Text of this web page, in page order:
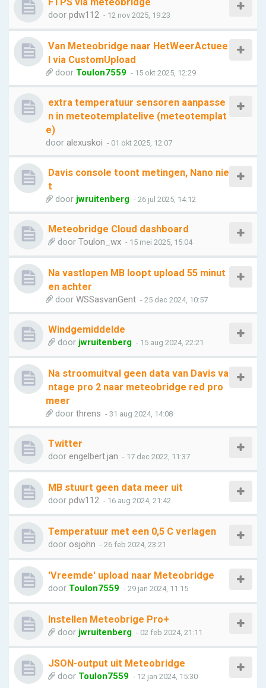
door pdw112 - 12 nov 2025, 19:23
Van Meteobridge naar HetWeerActuee
l via CustomUpload
door Toulon7559 - 15 okt 2025, 12:29
extra temperatuur sensoren aanpasse
n in meteotemplatelive (meteotemplat
e)
door alexuskoi - 01 okt 2025, 12:07
Davis console toont metingen, Nano nie
t
door jwruitenberg - 26 jul 2025, 14:12
Meteobridge Cloud dashboard
door Toulon_wx - 15 mei 2025, 15:04
Na vastlopen MB loopt upload 55 minut
en achter
door WSSasvanGent - 25 dec 2024, 10:57
Windgemiddelde
door jwruitenberg - 15 aug 2024, 22:21
Na stroomuitval geen data van Davis va
ntage pro 2 naar meteobridge red pro
meer
door threns - 31 aug 2024, 14:08
Twitter
door engelbert.jan - 17 dec 2022, 11:37
MB stuurt geen data meer uit
door pdw112 - 16 aug 2024, 21:42
Temperatuur met een 0,5 C verlagen
door osjohn - 26 feb 2024, 23:21
'Vreemde' upload naar Meteobridge
door Toulon7559 - 29 jan 2024, 11:15
Instellen Meteobrige Pro+
door jwruitenberg - 02 feb 2024, 21:11
JSON-output uit Meteobridge
door Toulon7559 - 12 jan 2024, 15:30